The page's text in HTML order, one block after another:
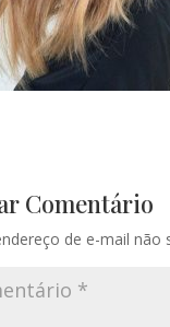
Comentário
de e-mail não